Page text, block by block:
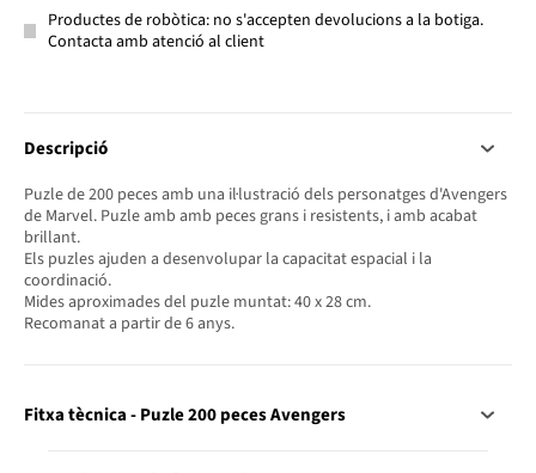
Productes de robòtica: no s'accepten devolucions a la botiga.
Contacta amb atenció al client
Descripció
Puzle de 200 peces amb una il·lustració dels personatges d'Avengers
de Marvel. Puzle amb amb peces grans i resistents, i amb acabat
brillant.
Els puzles ajuden a desenvolupar la capacitat espacial i la
coordinació.
Mides aproximades del puzle muntat: 40 x 28 cm.
Recomanat a partir de 6 anys.
Fitxa tècnica - Puzle 200 peces Avengers